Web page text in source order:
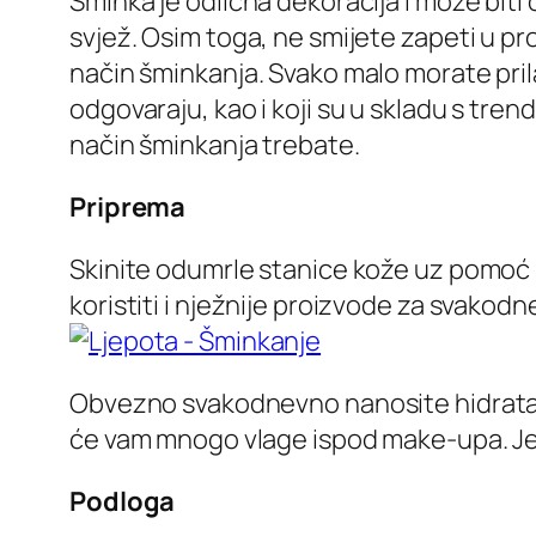
svjež. Osim toga, ne smijete zapeti u
način šminkanja. Svako malo morate
odgovaraju, kao i koji su u skladu s
način šminkanja trebate.
Priprema
Skinite odumrle stanice kože uz
koristiti i nježnije proizvode za
Obvezno svakodnevno nanosite
će vam mnogo vlage ispod make-upa.
Podloga